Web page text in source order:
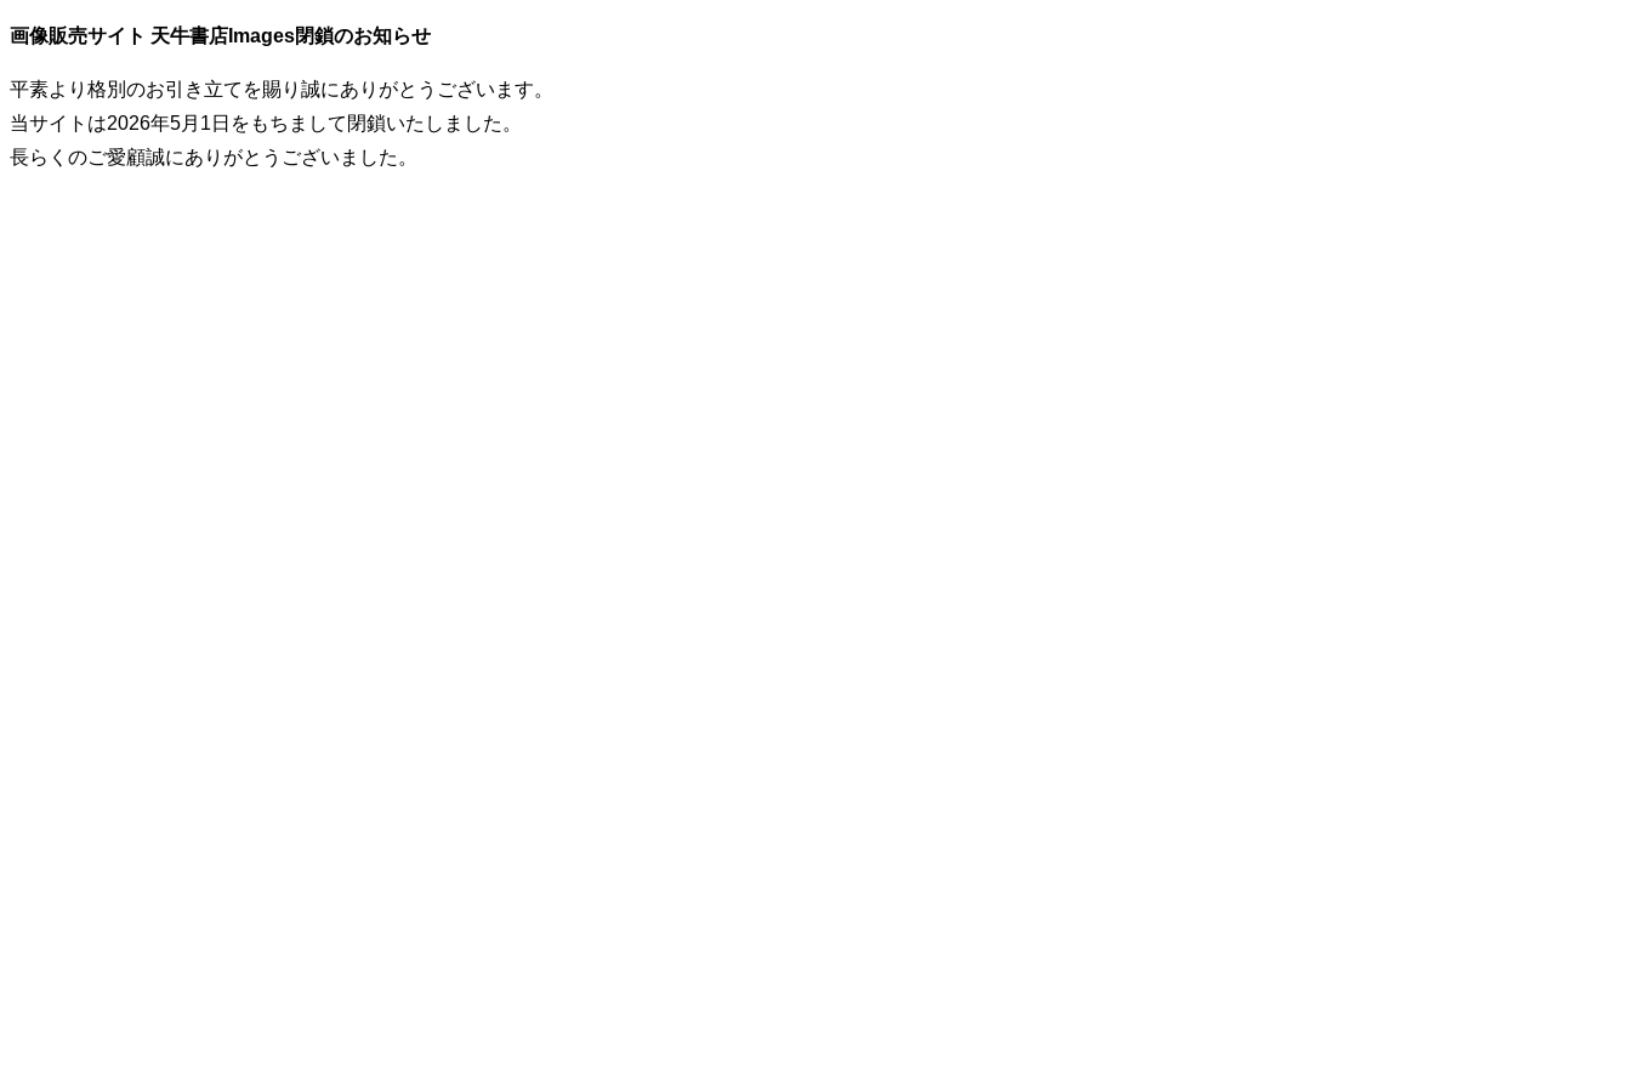
画像販売サイト 天牛書店Images閉鎖のお知らせ
平素より格別のお引き立てを賜り誠にありがとうございます。
当サイトは2026年5月1日をもちまして閉鎖いたしました。
長らくのご愛顧誠にありがとうございました。